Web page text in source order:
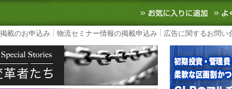
の物流ニュースサイト3PL, SCMなど国内外の最新の物流ニュお
載のお申込み 物流セミナー情報の掲載申込み 広告に関するお問い